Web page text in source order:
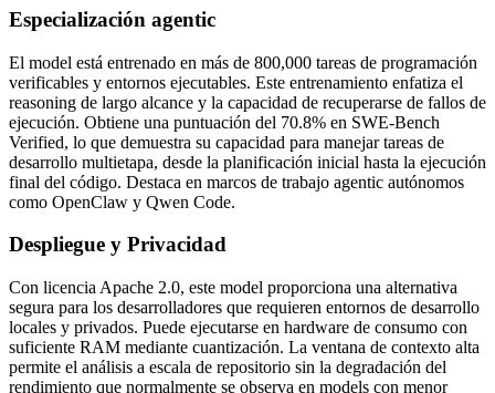
Especialización agentic
El model está entrenado en más de 800,000 tareas de programación
verificables y entornos ejecutables. Este entrenamiento enfatiza el
reasoning de largo alcance y la capacidad de recuperarse de fallos de
ejecución. Obtiene una puntuación del 70.8% en SWE-Bench
Verified, lo que demuestra su capacidad para manejar tareas de
desarrollo multietapa, desde la planificación inicial hasta la ejecución
final del código. Destaca en marcos de trabajo agentic autónomos
como OpenClaw y Qwen Code.
Despliegue y Privacidad
Con licencia Apache 2.0, este model proporciona una alternativa
segura para los desarrolladores que requieren entornos de desarrollo
locales y privados. Puede ejecutarse en hardware de consumo con
suficiente RAM mediante cuantización. La ventana de contexto alta
permite el análisis a escala de repositorio sin la degradación del
rendimiento que normalmente se observa en models con menor